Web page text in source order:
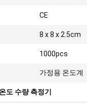
CE
8 x 8 x 2.5cm
1000pcs
가정용 온도계
도 수량 측정기